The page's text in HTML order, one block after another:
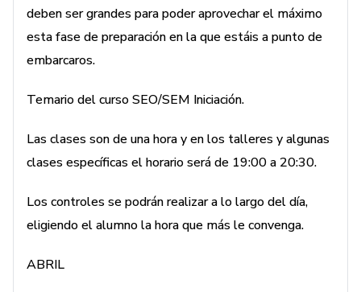
deben ser grandes para poder aprovechar el máximo
esta fase de preparación en la que estáis a punto de
embarcaros.
Temario del curso SEO/SEM Iniciación.
Las clases son de una hora y en los talleres y algunas
clases específicas el horario será de 19:00 a 20:30.
Los controles se podrán realizar a lo largo del día,
eligiendo el alumno la hora que más le convenga.
ABRIL